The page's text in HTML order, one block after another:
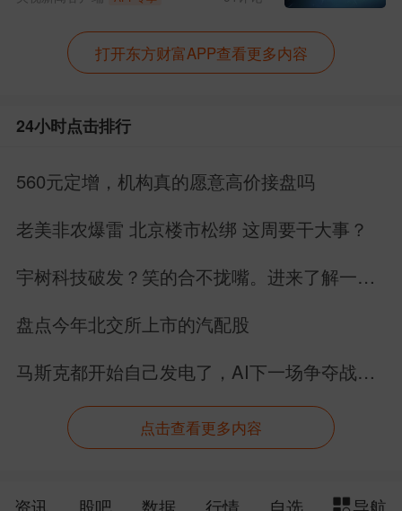
打开东方财富APP查看更多内容
24小时点击排行
560元定增，机构真的愿意高价接盘吗
老美非农爆雷 北京楼市松绑 这周要干大事？
宇树科技破发？笑的合不拢嘴。进来了解一下
盘点今年北交所上市的汽配股
马斯克都开始自己发电了，AI下一场争夺战还
点击查看更多内容
资讯 股吧 数据 行情 自选 导航